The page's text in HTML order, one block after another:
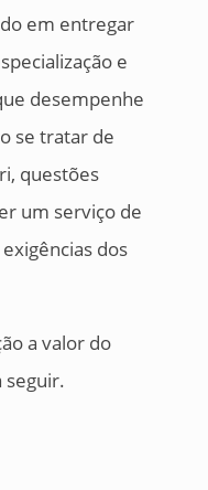
em entregar
e
desempenhe
se tratar de
questões
um serviço de
dos
a valor do
seguir.